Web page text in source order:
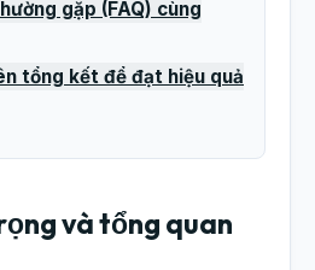
gặp (FAQ) cùng
tổng kết để đạt hiệu quả
và tổng quan